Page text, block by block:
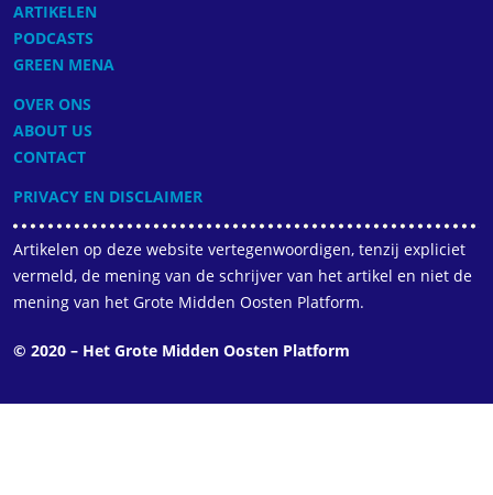
ARTIKELEN
PODCASTS
GREEN MENA
OVER ONS
ABOUT US
CONTACT
PRIVACY EN DISCLAIMER
Artikelen op deze website vertegenwoordigen, tenzij expliciet
vermeld, de mening van de schrijver van het artikel en niet de
mening van het Grote Midden Oosten Platform.
© 2020 – Het Grote Midden Oosten Platform